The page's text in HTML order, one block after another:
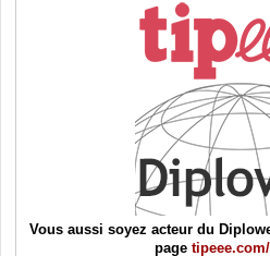
Vous aussi soyez acteur du
page